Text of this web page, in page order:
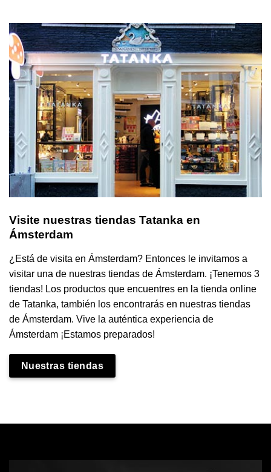
Visite nuestras tiendas Tatanka en
Ámsterdam
¿Está de visita en Ámsterdam? Entonces le invitamos a
visitar una de nuestras tiendas de Ámsterdam. ¡Tenemos 3
tiendas! Los productos que encuentres en la tienda online
de Tatanka, también los encontrarás en nuestras tiendas
de Ámsterdam. Vive la auténtica experiencia de
Ámsterdam ¡Estamos preparados!
Nuestras tiendas